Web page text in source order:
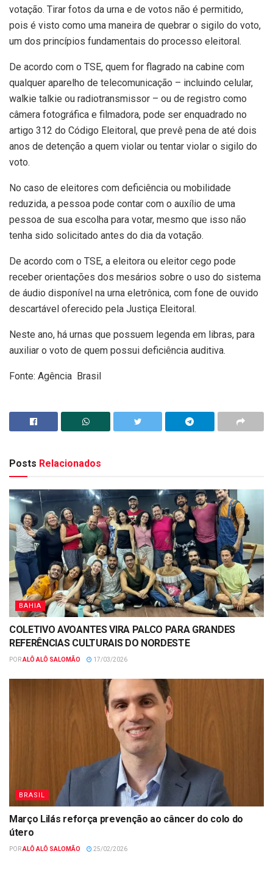
votação. Tirar fotos da urna e de votos não é permitido,
pois é visto como uma maneira de quebrar o sigilo do voto,
um dos princípios fundamentais do processo eleitoral.
De acordo com o TSE, quem for flagrado na cabine com
qualquer aparelho de telecomunicação – incluindo celular,
walkie talkie ou radiotransmissor – ou de registro como
câmera fotográfica e filmadora, pode ser enquadrado no
artigo 312 do Código Eleitoral, que prevê pena de até dois
anos de detenção a quem violar ou tentar violar o sigilo do
voto.
No caso de eleitores com deficiência ou mobilidade
reduzida, a pessoa pode contar com o auxílio de uma
pessoa de sua escolha para votar, mesmo que isso não
tenha sido solicitado antes do dia da votação.
De acordo com o TSE, a eleitora ou eleitor cego pode
receber orientações dos mesários sobre o uso do sistema
de áudio disponível na urna eletrônica, com fone de ouvido
descartável oferecido pela Justiça Eleitoral.
Neste ano, há urnas que possuem legenda em libras, para
auxiliar o voto de quem possui deficiência auditiva.
Fonte: Agência Brasil
Posts Relacionados
BAHIA
COLETIVO AVOANTES VIRA PALCO PARA GRANDES
REFERÊNCIAS CULTURAIS DO NORDESTE
PORALÔ ALÔ SALOMÃO 17/03/2026
BRASIL
Março Lilás reforça prevenção ao câncer do colo do
útero
PORALÔ ALÔ SALOMÃO 25/02/2026